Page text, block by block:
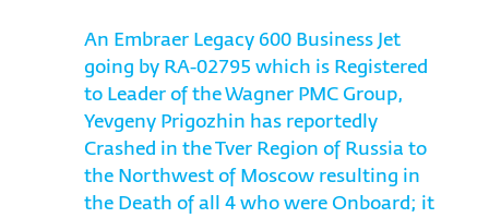
An Embraer Legacy 600 Business Jet
going by RA-02795 which is Registered
to Leader of the Wagner PMC Group,
Yevgeny Prigozhin has reportedly
Crashed in the Tver Region of Russia to
the Northwest of Moscow resulting in
the Death of all 4 who were Onboard; it